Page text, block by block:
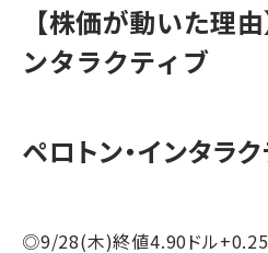
【株価が動いた理
ンタラクティブ
ペロトン・インタラ
◎9/28(木)終値4.90ドル+0.25